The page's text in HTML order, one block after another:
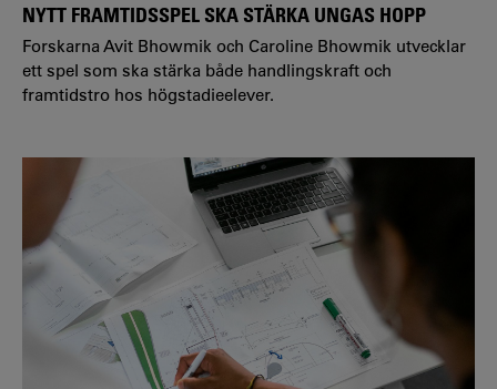
NYTT FRAMTIDSSPEL SKA STÄRKA UNGAS HOPP
Forskarna Avit Bhowmik och Caroline Bhowmik utvecklar
ett spel som ska stärka både handlingskraft och
framtidstro hos högstadieelever.